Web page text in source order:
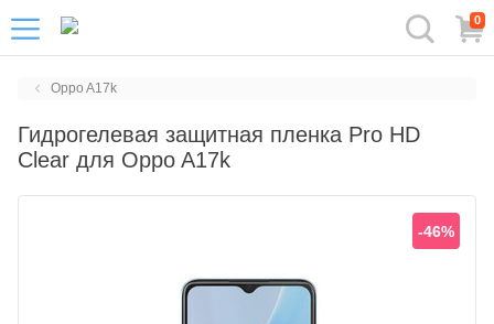
0
Oppo A17k
Гидрогелевая защитная пленка Pro HD
Clear для Oppo A17k
-46%